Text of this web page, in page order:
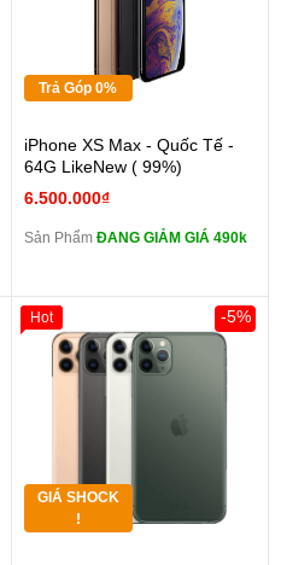
Trả Góp 0%
iPhone XS Max - Quốc Tế -
64G LikeNew ( 99%)
6.500.000₫
Sản Phẩm ĐANG GIẢM GIÁ 490k
GIÁ SHOCK
!
-5%
Hot